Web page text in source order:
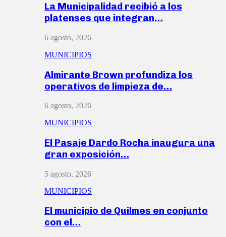
La Municipalidad recibió a los
platenses que integran…
6 agosto, 2026
MUNICIPIOS
Almirante Brown profundiza los
operativos de limpieza de…
6 agosto, 2026
MUNICIPIOS
El Pasaje Dardo Rocha inaugura una
gran exposición…
5 agosto, 2026
MUNICIPIOS
El municipio de Quilmes en conjunto
con el…